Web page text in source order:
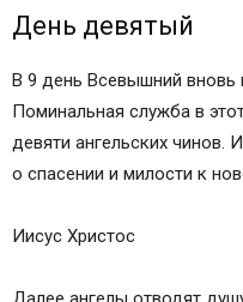
День девятый
В 9 день Всевышний вновь
Поминальная служба в
девяти ангельских чинов.
о спасении и милости к
Иисус Христос